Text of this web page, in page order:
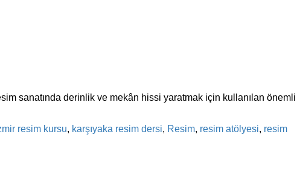
sanatında derinlik ve mekân hissi yaratmak için kullanılan önemli
resim kursu, karşıyaka resim dersi, Resim, resim atölyesi, resim